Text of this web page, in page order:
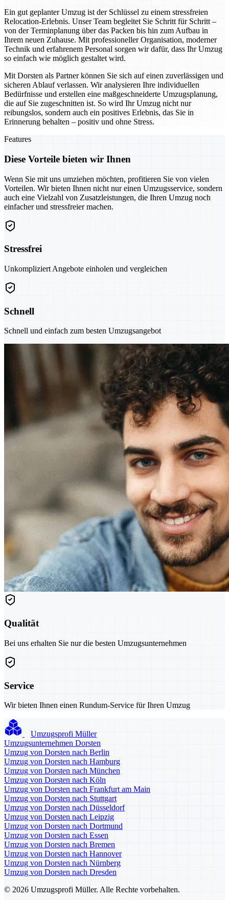
Ein gut geplanter Umzug ist der Schlüssel zu einem stressfreien
Relocation-Erlebnis. Unser Team begleitet Sie Schritt für Schritt –
von der Terminplanung über das Packen bis hin zum Aufbau in
Ihrem neuen Zuhause. Mit professioneller Organisation, moderner
Technik und erfahrenem Personal sorgen wir dafür, dass Ihr Umzug
so einfach wie möglich gestaltet wird.
Mit Dorsten als Partner können Sie sich auf einen zuverlässigen und
sicheren Ablauf verlassen. Wir analysieren Ihre individuellen
Bedürfnisse und erstellen eine maßgeschneiderte Umzugsplanung,
die auf Sie zugeschnitten ist. So wird Ihr Umzug nicht nur
reibungslos, sondern auch ein positives Erlebnis, das Sie in
Erinnerung behalten – positiv und ohne Stress.
Features
Diese Vorteile bieten wir Ihnen
Wenn Sie mit uns umziehen möchten, profitieren Sie von vielen
Vorteilen. Wir bieten Ihnen nicht nur einen Umzugsservice, sondern
auch eine Vielzahl von Zusatzleistungen, die Ihren Umzug noch
einfacher und stressfreier machen.
Stressfrei
Unkompliziert Angebote einholen und vergleichen
Schnell
Schnell und einfach zum besten Umzugsangebot
Qualität
Bei uns erhalten Sie nur die besten Umzugsunternehmen
Service
Wir bieten Ihnen einen Rundum-Service für Ihren Umzug
Umzugsprofi Müller
Umzugsunternehmen Dorsten
Umzug von Dorsten nach Berlin
Umzug von Dorsten nach Hamburg
Umzug von Dorsten nach München
Umzug von Dorsten nach Köln
Umzug von Dorsten nach Frankfurt am Main
Umzug von Dorsten nach Stuttgart
Umzug von Dorsten nach Düsseldorf
Umzug von Dorsten nach Leipzig
Umzug von Dorsten nach Dortmund
Umzug von Dorsten nach Essen
Umzug von Dorsten nach Bremen
Umzug von Dorsten nach Hannover
Umzug von Dorsten nach Nürnberg
Umzug von Dorsten nach Dresden
© 2026 Umzugsprofi Müller. Alle Rechte vorbehalten.